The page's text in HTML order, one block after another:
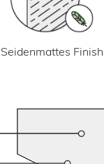
Seidenmattes Finish